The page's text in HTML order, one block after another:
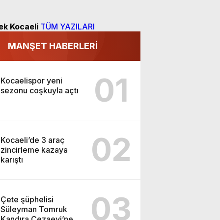
Kocaeli TÜM YAZILARI
MANŞET HABERLERİ
Kocaelispor yeni
sezonu coşkuyla açtı
01
Kocaeli’de 3 araç
zincirleme kazaya
karıştı
02
Çete şüphelisi
Süleyman Tomruk
03